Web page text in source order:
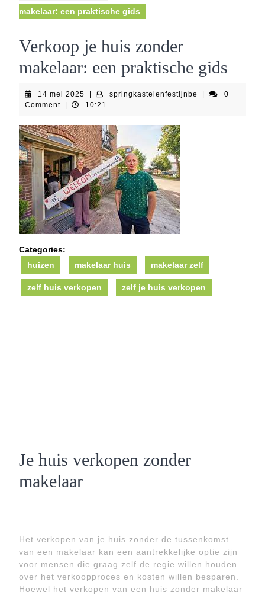
makelaar: een praktische gids
Verkoop je huis zonder
makelaar: een praktische gids
14 mei 2025 14
mei
springkastelenfestijnbe
0
Comment
10:21
Categories:
huizen
makelaar huis makelaar zelf
zelf huis verkopen zelf je huis verkopen
Je huis verkopen zonder
makelaar
Het verkopen van je huis zonder de tussenkomst
van een makelaar kan een aantrekkelijke optie zijn
voor mensen die graag zelf de regie willen houden
over het verkoopproces en kosten willen besparen.
Hoewel het verkopen van een huis zonder makelaar